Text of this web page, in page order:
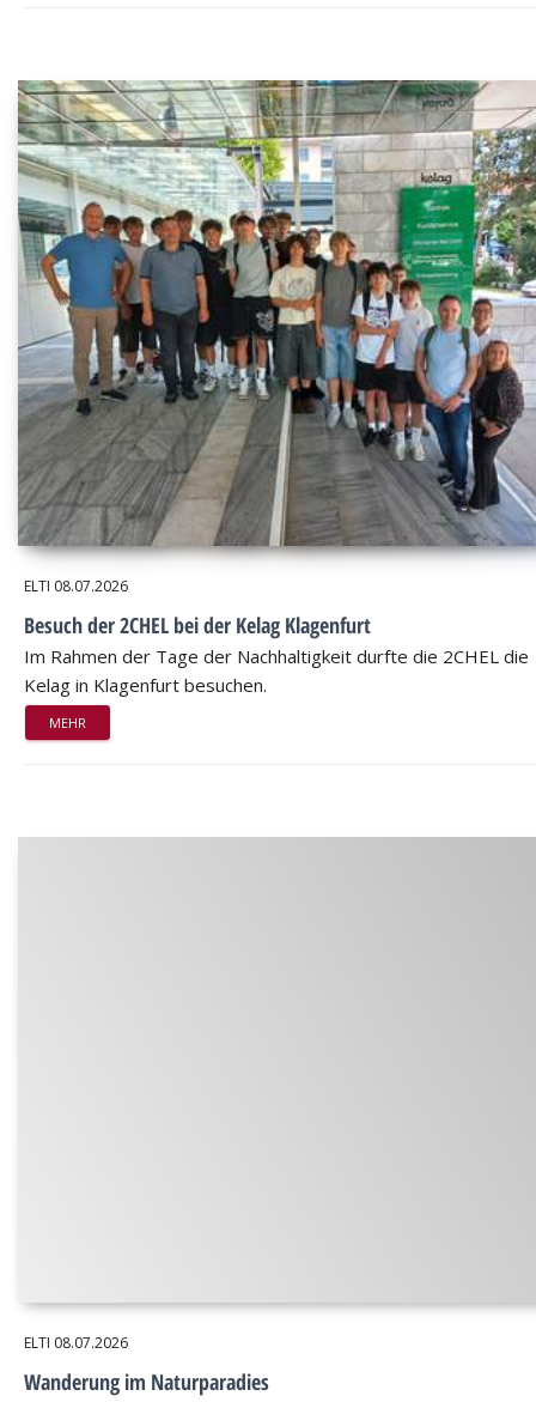
ELTI 08.07.2026
Besuch der 2CHEL bei der Kelag Klagenfurt
Im Rahmen der Tage der Nachhaltigkeit durfte die 2CHEL die
Kelag in Klagenfurt besuchen.
MEHR
ELTI 08.07.2026
Wanderung im Naturparadies